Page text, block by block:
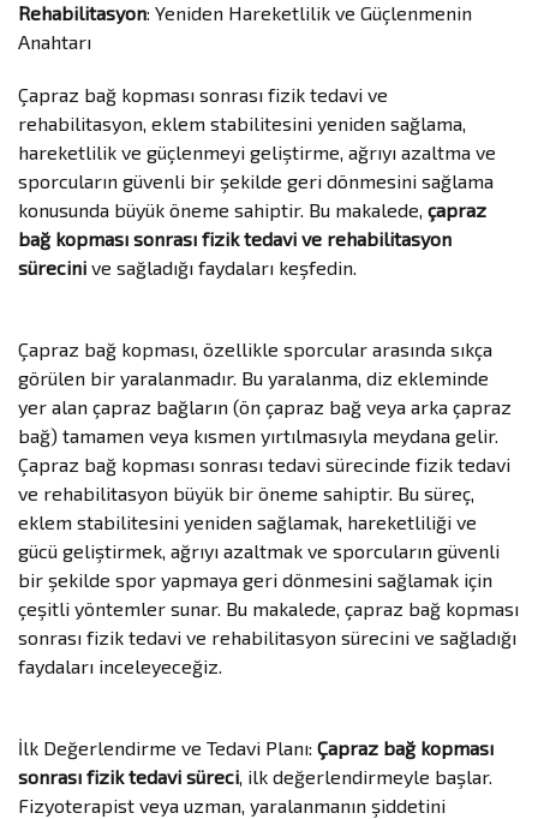
Rehabilitasyon: Yeniden Hareketlilik ve Güçlenmenin
Anahtarı
Çapraz bağ kopması sonrası fizik tedavi ve
rehabilitasyon, eklem stabilitesini yeniden sağlama,
hareketlilik ve güçlenmeyi geliştirme, ağrıyı azaltma ve
sporcuların güvenli bir şekilde geri dönmesini sağlama
konusunda büyük öneme sahiptir. Bu makalede, çapraz
bağ kopması sonrası fizik tedavi ve rehabilitasyon
sürecini ve sağladığı faydaları keşfedin.
Çapraz bağ kopması, özellikle sporcular arasında sıkça
görülen bir yaralanmadır. Bu yaralanma, diz ekleminde
yer alan çapraz bağların (ön çapraz bağ veya arka çapraz
bağ) tamamen veya kısmen yırtılmasıyla meydana gelir.
Çapraz bağ kopması sonrası tedavi sürecinde fizik tedavi
ve rehabilitasyon büyük bir öneme sahiptir. Bu süreç,
eklem stabilitesini yeniden sağlamak, hareketliliği ve
gücü geliştirmek, ağrıyı azaltmak ve sporcuların güvenli
bir şekilde spor yapmaya geri dönmesini sağlamak için
çeşitli yöntemler sunar. Bu makalede, çapraz bağ kopması
sonrası fizik tedavi ve rehabilitasyon sürecini ve sağladığı
faydaları inceleyeceğiz.
İlk Değerlendirme ve Tedavi Planı: Çapraz bağ kopması
sonrası fizik tedavi süreci, ilk değerlendirmeyle başlar.
Fizyoterapist veya uzman, yaralanmanın şiddetini